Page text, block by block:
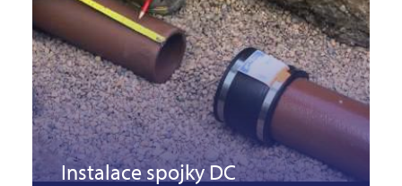
Instalace spojky DC